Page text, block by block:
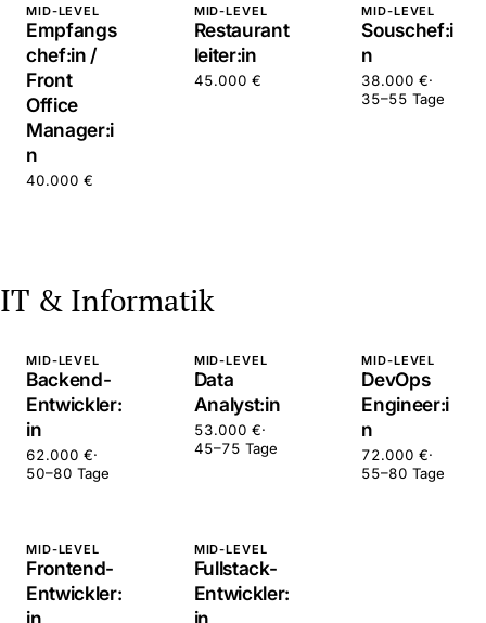
MID-LEVEL
Empfangs
chef:in /
Front
Office
Manager:i
n
40.000 €
MID-LEVEL
Restaurant
leiter:in
45.000 €
MID-LEVEL
Souschef:i
n
38.000 €·
35–55 Tage
IT & Informatik
MID-LEVEL
Backend-
Entwickler:
in
62.000 €·
50–80 Tage
MID-LEVEL
Data
Analyst:in
53.000 €·
45–75 Tage
MID-LEVEL
DevOps
Engineer:i
n
72.000 €·
55–80 Tage
MID-LEVEL
Frontend-
Entwickler:
in
MID-LEVEL
Fullstack-
Entwickler:
in